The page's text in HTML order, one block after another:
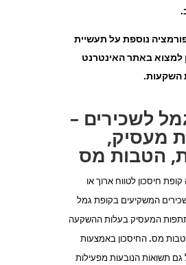
נוספת על תעשיית
למצוא באתר האינטרנט
השקעות.
לשכירים –
מעסיק,
הטבות מס
קופת חיסכון לטווח ארוך או
שכירים המשקיעים בקופת גמל
המעסיק בעלות ההשקעה
מס. החיסכון באמצעות
גם תשואות הנובעות מפעילות